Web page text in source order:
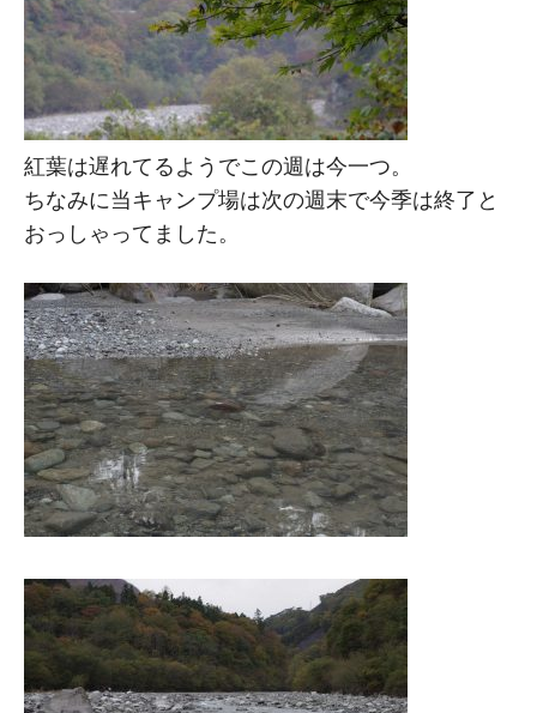
紅葉は遅れてるようでこの週は今一つ。
ちなみに当キャンプ場は次の週末で今季は終了と
おっしゃってました。